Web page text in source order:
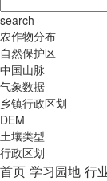
search
农作物分布
自然保护区
中国山脉
气象数据
乡镇行政区划
DEM
土壤类型
行政区划
首页 学习园地 行